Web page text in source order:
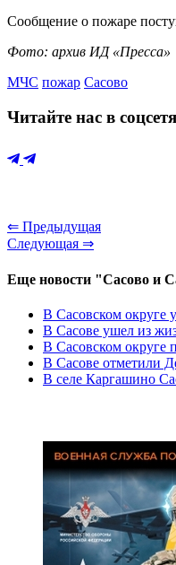
Сообщение о пожаре
Фото: архив ИД «Пресса»
МЧС пожар Сасово
Читайте нас в
⇐ Предыдущая
Следующая ⇒
Еще новости "Сасово и
В Сасовском округе
В Сасове ушел из
В Сасовском округе
В Сасове отметили
В селе Каргашино